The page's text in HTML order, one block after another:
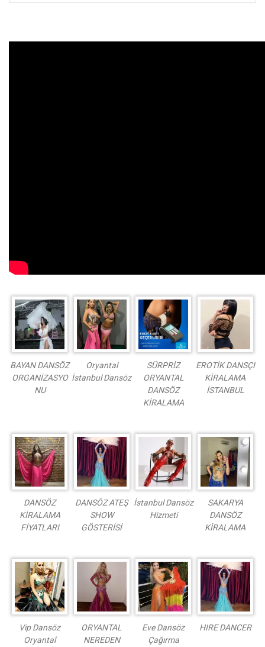
BAYAN DANSÖZ
ORGANİZASYO
NU
Oryantal
İstanbul Dansöz
SÜRPRİZ
ORYANTAL
DANSÖZ
KİRALAMA
EROTİK DANSÇI
KİRALAMA
İSTANBUL
DANSÖZ
KİRALAMA
FİYATLARI
DANSÖZ ATEŞ
SHOW
GÖSTERİSİ
İstanbul Dansöz
Hizmeti
SAKARYA
DANSÖZ
KİRALAMA
Vip Dansöz
Oryantal
ORYANTAL
NEREDEN
Eve Dansöz
Çağırma
HIRE DANCER